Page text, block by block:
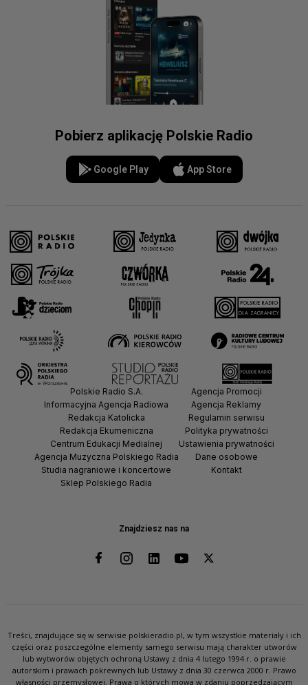
Pobierz aplikację Polskie Radio
Google Play App Store
Znajdziesz nas na
Polskie Radio S.A.
Informacyjna Agencja Radiowa
Redakcja Katolicka
Redakcja Ekumeniczna
Centrum Edukacji Medialnej
Agencja Muzyczna Polskiego Radia
Studia nagraniowe i koncertowe
Sklep Polskiego Radia
Agencja Promocji
Agencja Reklamy
Regulamin serwisu
Polityka prywatności
Ustawienia prywatności
Dane osobowe
Kontakt
Treści, znajdujące się w serwisie polskieradio.pl, w tym wszystkie materiały i ich
części oraz poszczególne elementy samego serwisu mają charakter utworów
lub wytworów objętych ochroną Ustawy z dnia 4 lutego 1994 r. o prawie
autorskim i prawach pokrewnych lub Ustawy z dnia 30 czerwca 2000 r. Prawo
własności przemysłowej. Prawa o których mowa w zdaniu poprzedzającym